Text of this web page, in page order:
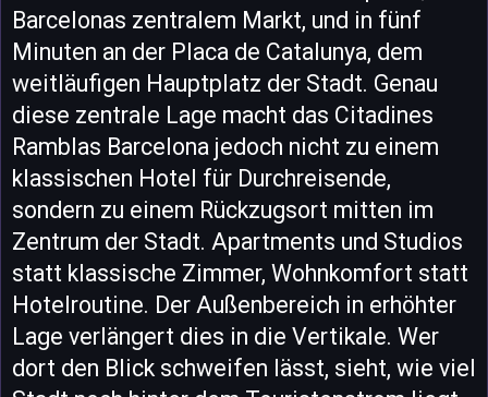
Barcelonas zentralem Markt, und in fünf
Minuten an der Placa de Catalunya, dem
weitläufigen Hauptplatz der Stadt. Genau
diese zentrale Lage macht das Citadines
Ramblas Barcelona jedoch nicht zu einem
klassischen Hotel für Durchreisende,
sondern zu einem Rückzugsort mitten im
Zentrum der Stadt. Apartments und Studios
statt klassische Zimmer, Wohnkomfort statt
Hotelroutine. Der Außenbereich in erhöhter
Lage verlängert dies in die Vertikale. Wer
dort den Blick schweifen lässt, sieht, wie viel